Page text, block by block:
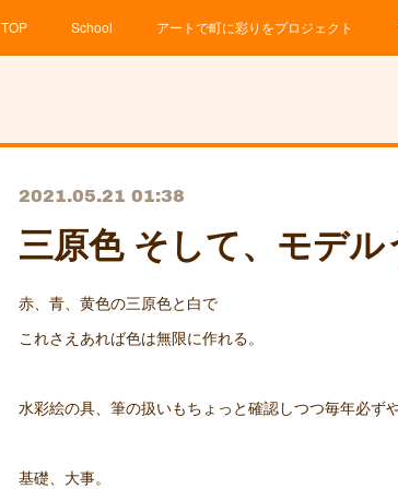
TOP School アートで町に彩りをプロジェクト
2021.05.21 01:38
三原色 そして、モデル
赤、青、黄色の三原色と白で
これさえあれば色は無限に作れる。
水彩絵の具、筆の扱いもちょっと確認しつつ毎年必ず
基礎、大事。